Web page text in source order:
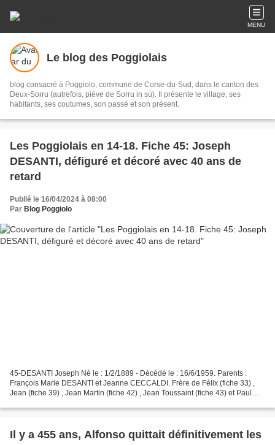
MENU
Le blog des Poggiolais
blog consacré à Poggiolo, commune de Corse-du-Sud, dans le canton des
Deux-Sorru (autrefois, piève de Sorru in sù). Il présente le village, ses
habitants, ses coutumes, son passé et son présent.
Les Poggiolais en 14-18. Fiche 45: Joseph
DESANTI, défiguré et décoré avec 40 ans de
retard
Publié le 16/04/2024 à 08:00
Par Blog Poggiolo
45-DESANTI Joseph Né le : 1/2/1889 - Décédé le : 16/6/1959. Parents :
François Marie DESANTI et Jeanne CECCALDI. Frère de Félix (fiche 33) ,
Jean (fiche 39) , Jean Martin (fiche 42) , Jean Toussaint (fiche 43) et Paul
Il y a 455 ans, Alfonso quittait définitivement les